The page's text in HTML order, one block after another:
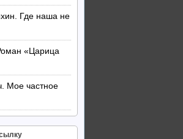
Где наша не
«Царица
Мое частное